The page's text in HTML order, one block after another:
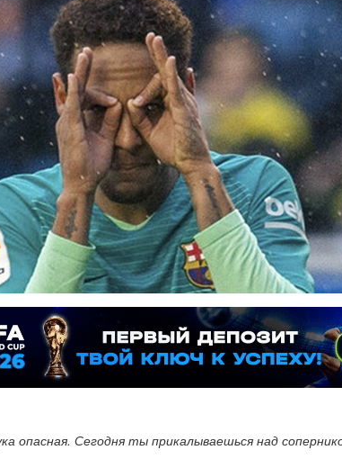
опасная. Сегодня ты прикалываешься над